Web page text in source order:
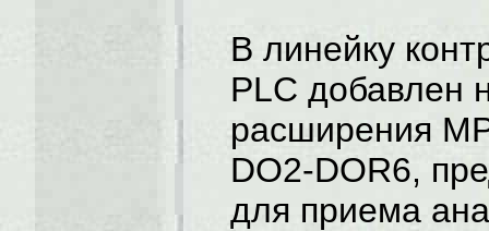
В линейку
PLC добавлен
расширения
DO2-DOR6,
для приема